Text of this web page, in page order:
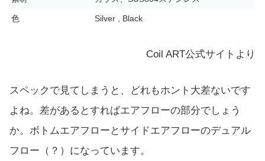
色 Silver , Black
Coil ART公式サイトより
スペックで見てしまうと、どれもホント大差ないです
よね。差があるとすればエアフローの部分でしょう
か。ボトムエアフローとサイドエアフローのデュアル
フロー（？）になっています。